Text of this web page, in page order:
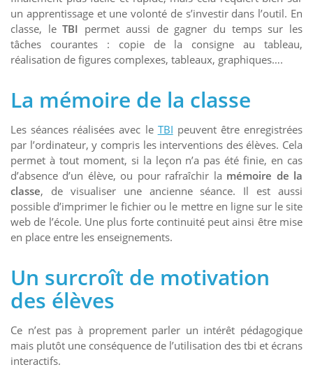
un apprentissage et une volonté de s’investir dans l’outil. En
classe, leTBI permet aussi de gagner du temps sur les
tâches courantes : copie de la consigne au tableau,
réalisation de figures complexes, tableaux, graphiques….
La mémoire de la classe
Les séances réalisées avec le TBI peuvent être enregistrées
par l’ordinateur, y compris les interventions des élèves. Cela
permet à tout moment, si la leçon n’a pas été finie, en cas
d’absence d’un élève, ou pour rafraîchir la mémoire de la
classe, de visualiser une ancienne séance. Il est aussi
possible d’imprimer le fichier ou le mettre en ligne sur le site
web de l’école. Une plus forte continuité peut ainsi être mise
en place entre les enseignements.
Un surcroît de motivation
des élèves
Ce n’est pas à proprement parler un intérêt pédagogique
mais plutôt une conséquence de l’utilisation des tbi et écrans
interactifs.